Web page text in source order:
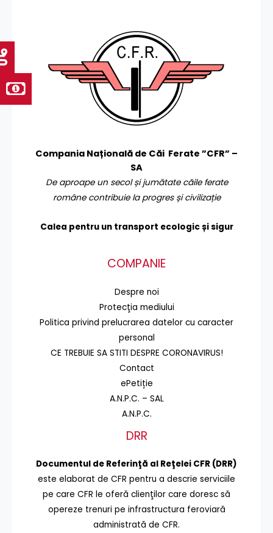
Compania Națională de Căi Ferate ”CFR” –
SA
De aproape un secol și jumătate căile ferate
române contribuie la progres și civilizație
Calea pentru un transport ecologic și sigur
COMPANIE
Despre noi
Protecţia mediului
Politica privind prelucrarea datelor cu caracter
personal
CE TREBUIE SA STITI DESPRE CORONAVIRUS!
Contact
ePetiție
A.N.P.C. – SAL
A.N.P.C.
DRR
Documentul de Referinţă al Reţelei CFR (DRR)
este elaborat de CFR pentru a descrie serviciile
pe care CFR le oferă clienţilor care doresc să
opereze trenuri pe infrastructura feroviară
administrată de CFR.